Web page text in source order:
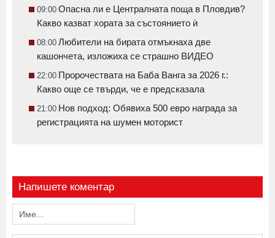
09:00 Опасна ли е Централната поща в Пловдив?
Какво казват хората за състоянието ѝ
08:00 Любители на бирата отмъкнаха две
кашончета, изложиха се страшно ВИДЕО
22:00 Пророчествата на Баба Ванга за 2026 г.:
Какво още се твърди, че е предсказала
21:00 Нов подход: Обявиха 500 евро награда за
регистрацията на шумен моторист
Напишете коментар